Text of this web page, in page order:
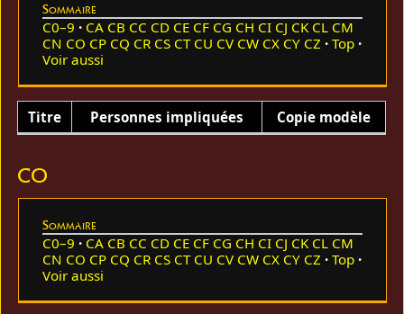
Sommaire
C0–9 CA CB CC CD CE CF CG CH CI CJ CK CL CM
CN CO CP CQ CR CS CT CU CV CW CX CY CZ
Top
Voir aussi
Titre Personnes impliquées Copie modèle
CO
Sommaire
C0–9 CA CB CC CD CE CF CG CH CI CJ CK CL CM
CN CO CP CQ CR CS CT CU CV CW CX CY CZ
Top
Voir aussi